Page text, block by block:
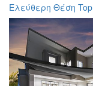
Ελεύθερη Θέση Top